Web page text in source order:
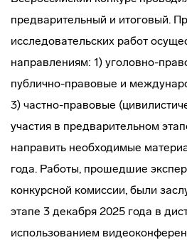
предварительный и итоговый.
исследовательских работ
направлениям: 1) уголовно-
публично-правовые и
3) частно-правовые
участия в предварительном
направить необходимые
года. Работы, прошедшие
конкурсной комиссии, были
этапе 3 декабря 2025 года в
использованием